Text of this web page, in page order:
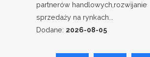
partnerów handlowych,rozwijanie
sprzedaży na rynkach...
Dodane: 2026-08-05